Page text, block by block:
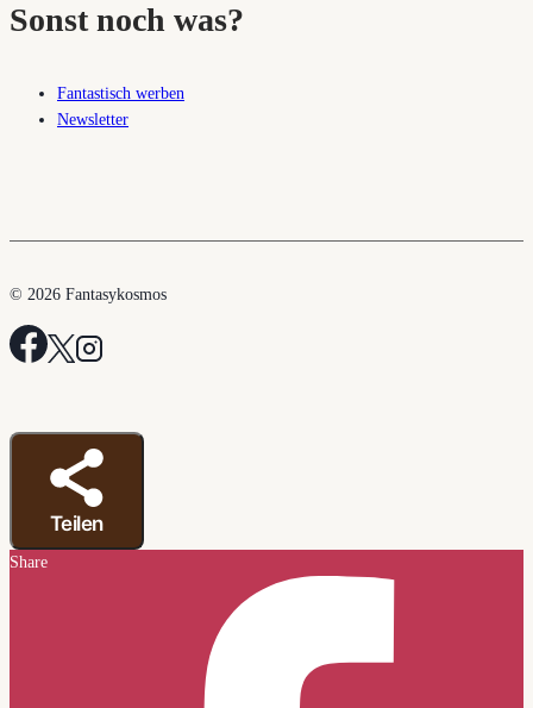
Sonst noch was?
Fantastisch werben
Newsletter
© 2026 Fantasykosmos
Teilen
Share